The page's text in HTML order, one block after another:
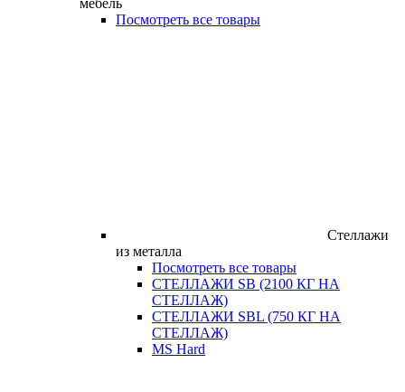
мебель
Посмотреть все товары
Стеллажи
из металла
Посмотреть все товары
СТЕЛЛАЖИ SB (2100 КГ НА
СТЕЛЛАЖ)
СТЕЛЛАЖИ SBL (750 КГ НА
СТЕЛЛАЖ)
MS Hard